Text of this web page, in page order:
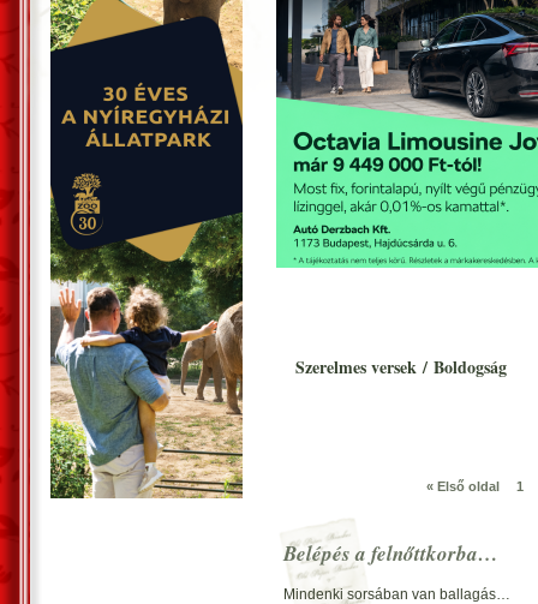
Szerelmes versek / Boldogság
« Első oldal 1
Belépés a felnőttkorba…
Mindenki sorsában van ballagás…